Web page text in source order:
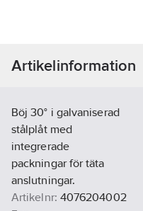
Artikelinformation
Böj 30° i galvaniserad
stålplåt med
integrerade
packningar för täta
anslutningar.
Artikelnr: 4076204002